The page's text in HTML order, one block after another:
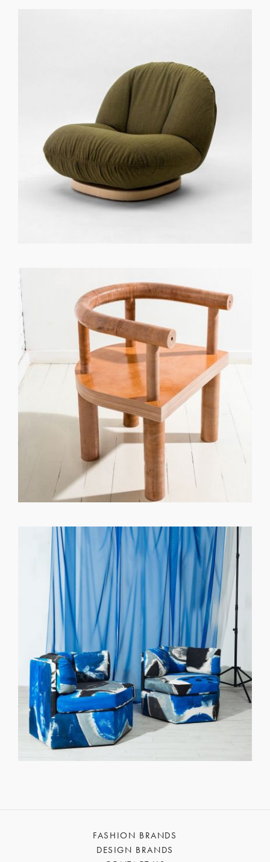
ORGET REGISTERED
FORGOT PASSWORD?
FASHION BRANDS
DESIGN BRANDS